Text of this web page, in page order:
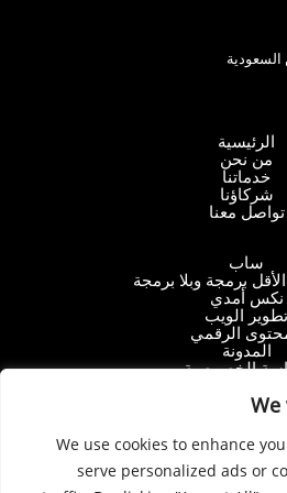
We
We use cookies to enhance
serve personalized ads or
الرئيسية
من نحن
خدماتنا
شركاؤنا
تواصل معنا
ساب
برمجة وبلا برمجة
نكس أمدي
تطوير الويب
الرقمي
المدونة
الخصوصية